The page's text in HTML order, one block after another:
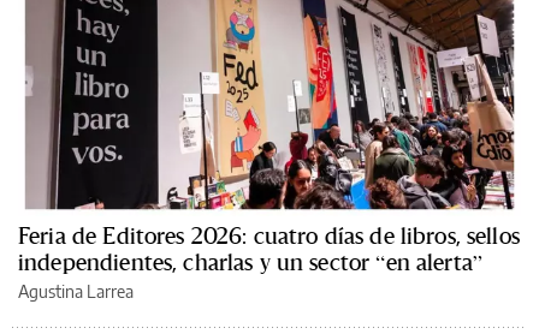
Feria de Editores 2026: cuatro días de libros, sellos
independientes, charlas y un sector “en alerta”
Agustina Larrea